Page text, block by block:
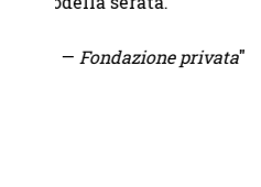
—Fondazione privata"